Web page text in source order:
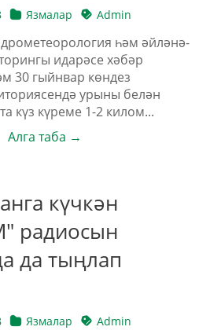
Язмалар Admin
һәм әйләнә-
идарәсе хәбәр
30 гыйнвар көндез
урыны белән
күз күреме 1-2 килом...
Алга таба →
күчкән
радиосын
да тыңлап
Язмалар Admin